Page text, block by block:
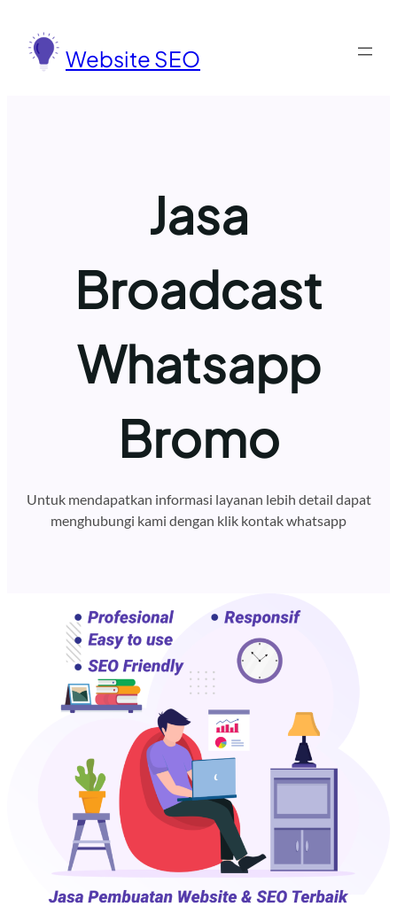
konten
Website SEO
Jasa
Broadcast
Whatsapp
Bromo
Untuk mendapatkan informasi layanan lebih detail dapat
menghubungi kami dengan klik kontak whatsapp